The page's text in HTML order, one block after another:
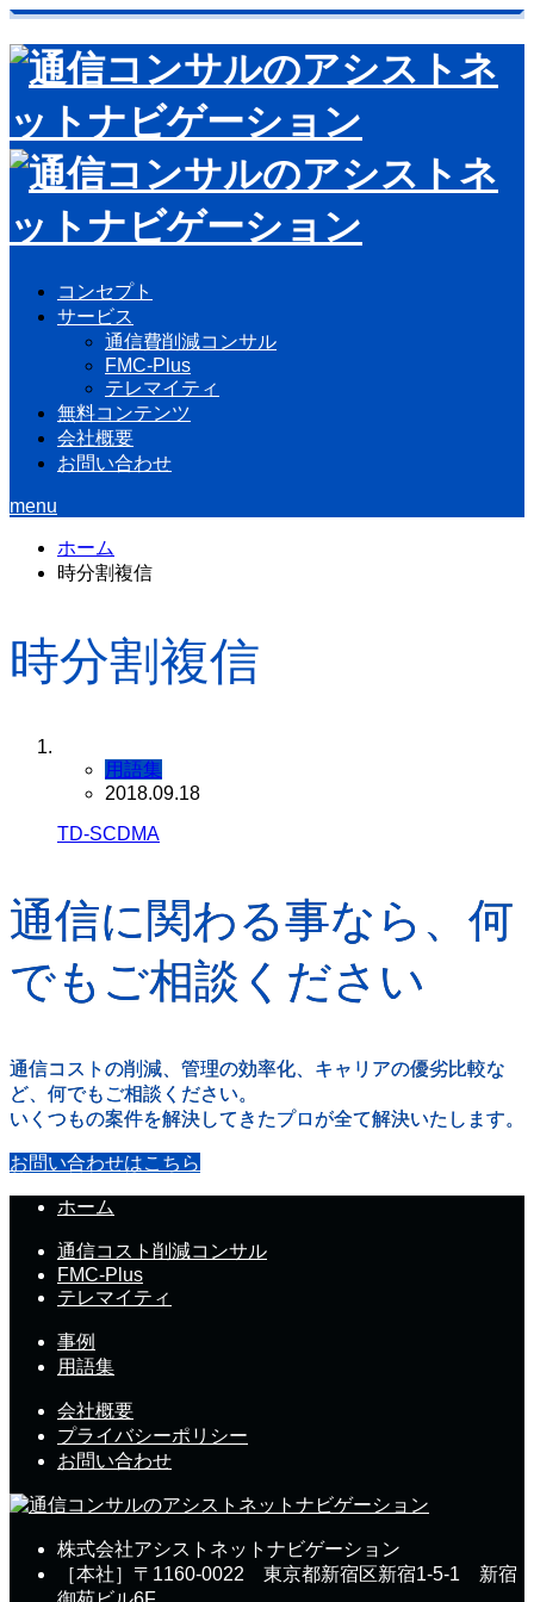
コンセプト
サービス
通信費削減コンサル
FMC-Plus
テレマイティ
無料コンテンツ
会社概要
お問い合わせ
menu
ホーム
時分割複信
時分割複信
用語集
2018.09.18
TD-SCDMA
通信に関わる事なら、何
でもご相談ください
通信コストの削減、管理の効率化、キャリアの優劣比較な
ど、何でもご相談ください。
いくつもの案件を解決してきたプロが全て解決いたします。
お問い合わせはこちら
ホーム
通信コスト削減コンサル
FMC-Plus
テレマイティ
事例
用語集
会社概要
プライバシーポリシー
お問い合わせ
株式会社アシストネットナビゲーション
［本社］〒1160-0022 東京都新宿区新宿1-5-1 新宿